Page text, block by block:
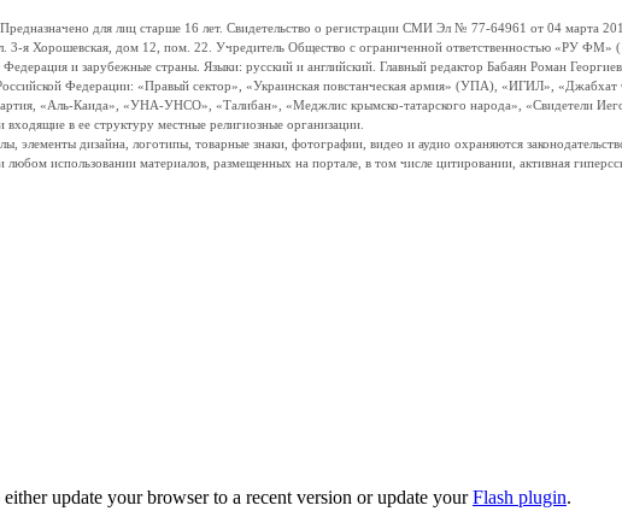
для лиц старше 16 лет. Свидетельство о регистрации СМИ Эл № 77-64961 от 04 марта
3-я Хорошевская, дом 12, пом. 22. Учредитель Общество с ограниченной ответственностью «РУ
и зарубежные страны. Языки: русский и английский. Главный редактор Бабаян Роман
Российской Федерации: «Правый сектор», «Украинская повстанческая армия» (УПА), «ИГИЛ»,
«Аль-Каида», «УНА-УНСО», «Талибан», «Меджлис крымско-татарского народа», «Свидетели
в ее структуру местные религиозные организации.
элементы дизайна, логотипы, товарные знаки, фотографии, видео и аудио охраняются
использовании материалов, размещенных на портале, в том числе цитировании, активная
update your browser to a recent version or update yourFlash plugin.